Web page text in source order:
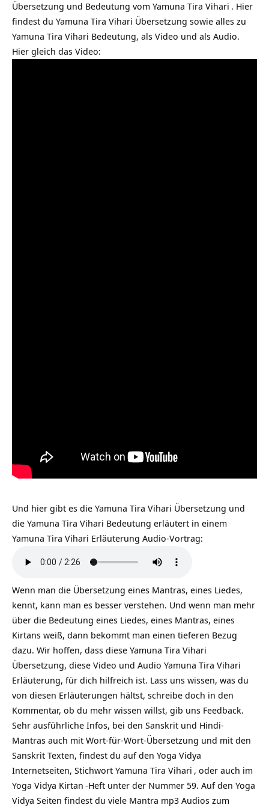
Übersetzung und Bedeutung vom Yamuna Tira Vihari . Hier
findest du Yamuna Tira Vihari Übersetzung sowie alles zu
Yamuna Tira Vihari Bedeutung, als Video und als Audio.
Hier gleich das Video:
Und hier gibt es die Yamuna Tira Vihari Übersetzung und
die Yamuna Tira Vihari Bedeutung erläutert in einem
Yamuna Tira Vihari Erläuterung Audio-Vortrag:
Wenn man die Übersetzung eines Mantras, eines Liedes,
kennt, kann man es besser verstehen. Und wenn man mehr
über die Bedeutung eines Liedes, eines Mantras, eines
Kirtans weiß, dann bekommt man einen tieferen Bezug
dazu. Wir hoffen, dass diese Yamuna Tira Vihari
Übersetzung, diese Video und Audio Yamuna Tira Vihari
Erläuterung, für dich hilfreich ist. Lass uns wissen, was du
von diesen Erläuterungen hältst, schreibe doch in den
Kommentar, ob du mehr wissen willst, gib uns Feedback.
Sehr ausführliche Infos, bei den Sanskrit und Hindi-
Mantras auch mit Wort-für-Wort-Übersetzung und mit den
Sanskrit Texten, findest du auf den Yoga Vidya
Internetseiten, Stichwort Yamuna Tira Vihari , oder auch im
Yoga Vidya Kirtan -Heft unter der Nummer 59. Auf den Yoga
Vidya Seiten findest du viele Mantra mp3 Audios zum